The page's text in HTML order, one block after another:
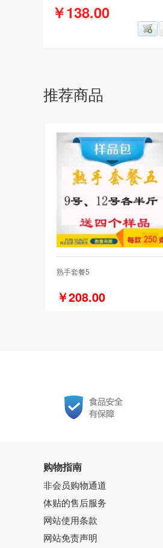
￥138.00
推荐商品
熟手套餐5
￥208.00
购物指南
非会员购物通道
体贴的售后服务
网站使用条款
网站免责声明